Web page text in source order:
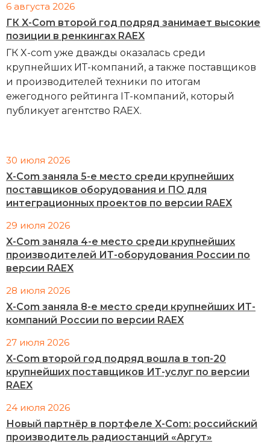
6 августа 2026
ГК X-Com второй год подряд занимает высокие
позиции в ренкингах RAEX
ГК X-com уже дважды оказалась среди
крупнейших ИТ-компаний, а также поставщиков
и производителей техники по итогам
ежегодного рейтинга IT-компаний, который
публикует агентство RAEX.
30 июля 2026
X-Com заняла 5-е место среди крупнейших
поставщиков оборудования и ПО для
интеграционных проектов по версии RAEX
29 июля 2026
X-Com заняла 4-е место среди крупнейших
производителей ИТ-оборудования России по
версии RAEX
28 июля 2026
X-Com заняла 8-е место среди крупнейших ИТ-
компаний России по версии RAEX
27 июля 2026
X-Com второй год подряд вошла в топ-20
крупнейших поставщиков ИТ-услуг по версии
RAEX
24 июля 2026
Новый партнёр в портфеле X-Com: российский
производитель радиостанций «Аргут»